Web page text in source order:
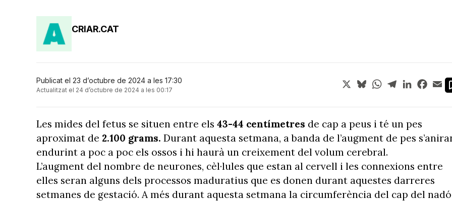
CRIAR.CAT
Publicat el 23 d’octubre de 2024 a les 17:30
Actualitzat el 24 d’octubre de 2024 a les 00:17
X BlueskyWhatsApp
TelegramLinkedIn
Les mides del fetus se situen entre els 43-44 centímetres de cap a peus i té un pes
aproximat de 2.100 grams. Durant aquesta setmana, a banda de l’augment de pes
endurint a poc a poc els ossos i hi haurà un creixement del volum cerebral.
L’augment del nombre de neurones, cèl·lules que estan al cervell i les connexions entre
elles seran alguns dels processos maduratius que es donen durant aquestes darreres
setmanes de gestació. A més durant aquesta setmana la circumferència del cap del nadó